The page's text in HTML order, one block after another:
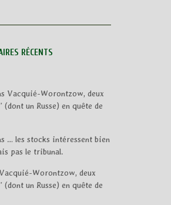
RÉCENTS
Vacquié-Worontzow, deux
(dont un Russe) en quête de
… les stocks intéressent bien
pas le tribunal.
Vacquié-Worontzow, deux
(dont un Russe) en quête de